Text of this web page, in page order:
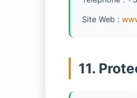
Site Web :
11.